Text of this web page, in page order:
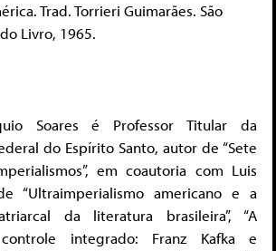
Trad. Torrieri Guimarães. São
Livro, 1965.
Soares é Professor Titular da
do Espírito Santo, autor de “Sete
em coautoria com Luis
“Ultraimperialismo americano e a
da literatura brasileira”, “A
integrado: Franz Kafka e